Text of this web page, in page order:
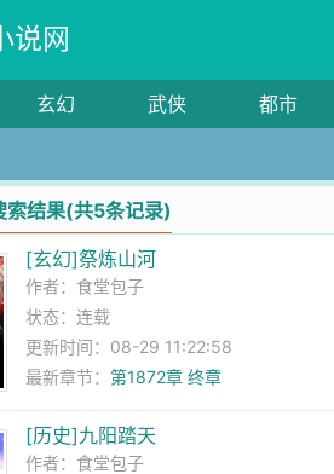
说网
玄幻 武侠 都市
索结果(共5条记录)
[玄幻]祭炼山河
作者： 食堂包子
状态：连载
更新时间：08-29 11:22:58
最新章节：第1872章 终章
[历史]九阳踏天
作者： 食堂包子